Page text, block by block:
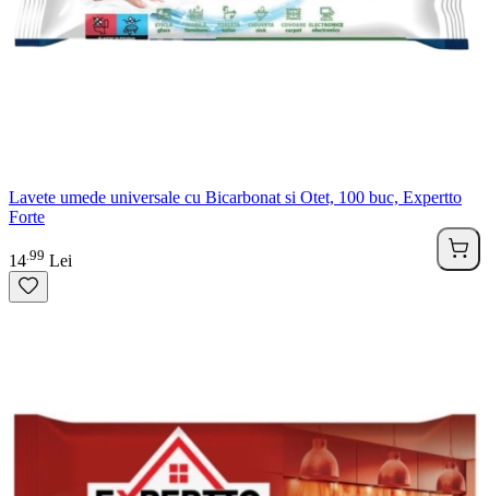
Lavete umede universale cu Bicarbonat si Otet, 100 buc, Expertto
Forte
14 99 Lei